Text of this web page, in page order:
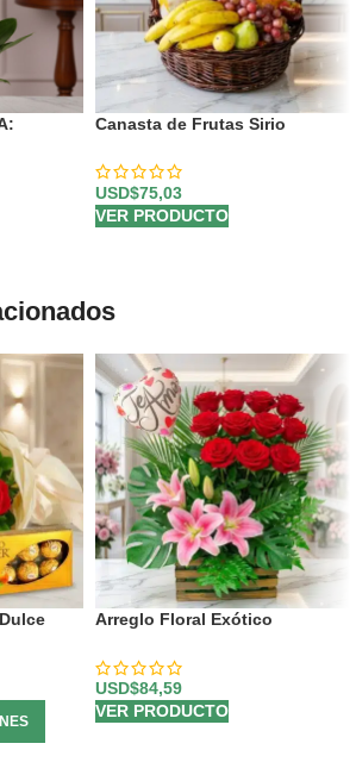
Canasta de Frutas Sirio
USD$75,03
VER PRODUCTO
Arreglo Floral Exótico
USD$84,59
VER PRODUCTO